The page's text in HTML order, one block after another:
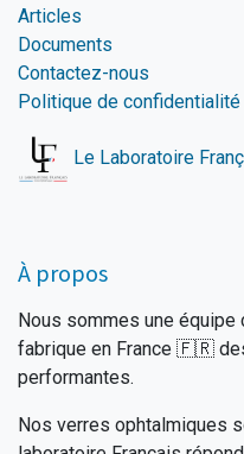
Articles
Documents
Contactez-nous
Politique de confidentialité
Le Laboratoire
À propos
Nous sommes une
fabrique en France 🇫🇷 des
performantes.
Nos verres ophtalmiques